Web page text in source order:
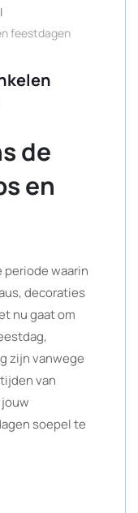
|
feestdagen
de
en
periode waarin
decoraties
nu gaat om
zijn vanwege
van
soepel te